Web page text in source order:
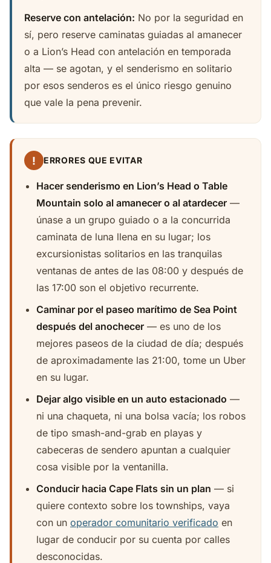
Reserve con antelación: No por la seguridad en
sí, pero reserve caminatas guiadas al amanecer
o a Lion’s Head con antelación en temporada
alta — se agotan, y el senderismo en solitario
por esos senderos es el único riesgo genuino
que vale la pena prevenir.
! ERRORES QUE EVITAR
Hacer senderismo en Lion’s Head o Table
Mountain solo al amanecer o al atardecer —
únase a un grupo guiado o a la concurrida
caminata de luna llena en su lugar; los
excursionistas solitarios en las tranquilas
ventanas de antes de las 08:00 y después de
las 17:00 son el objetivo recurrente.
Caminar por el paseo marítimo de Sea Point
después del anochecer — es uno de los
mejores paseos de la ciudad de día; después
de aproximadamente las 21:00, tome un Uber
en su lugar.
Dejar algo visible en un auto estacionado —
ni una chaqueta, ni una bolsa vacía; los robos
de tipo smash-and-grab en playas y
cabeceras de sendero apuntan a cualquier
cosa visible por la ventanilla.
Conducir hacia Cape Flats sin un plan — si
quiere contexto sobre los townships, vaya
con un operador comunitario verificado en
lugar de conducir por su cuenta por calles
desconocidas.